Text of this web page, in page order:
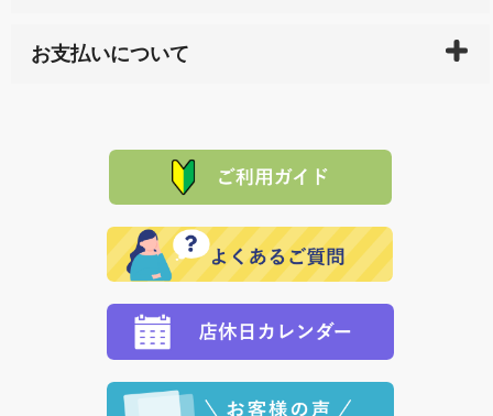
サイト内で購入された商品の送料は、こちらの
全国送
れの生産メーカーからお客様の元へ直送いたしますの
で、 それぞれ個別に送料が必要になります。
または配送途中の 事故などで不都合が生じている場合
品代金を返金いたします。）
その際は誠に申し訳ありませんが、当協会までご注文
願いいたします。
お支払いについて
た場合、お客様からの ご入金を確認した後で、商品を
※「クレジットカード」「PayPay」「楽天ペイ」を指
定された場合は、準備出来次第の便にてお送りいたし
ます。 （到着日指定をされている場合は、ご指定の日
程に合わせてお届けいたします。）